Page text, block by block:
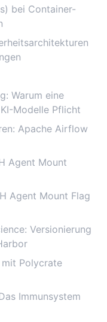
bei Container-
Warum eine
Modelle Pflicht
Apache Airflow
Agent Mount
Agent Mount Flag
Versionierung
Polycrate
Immunsystem